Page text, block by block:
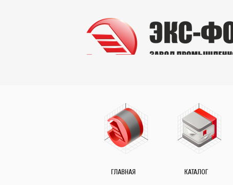
ГЛАВНАЯ КАТАЛОГ